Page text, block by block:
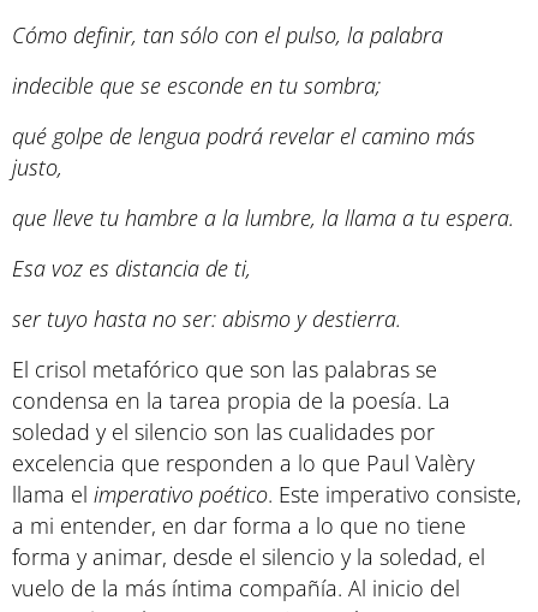
Cómo definir, tan sólo con el pulso, la palabra
indecible que se esconde en tu sombra;
qué golpe de lengua podrá revelar el camino más
justo,
que lleve tu hambre a la lumbre, la llama a tu espera.
Esa voz es distancia de ti,
ser tuyo hasta no ser: abismo y destierra.
El crisol metafórico que son las palabras se
condensa en la tarea propia de la poesía. La
soledad y el silencio son las cualidades por
excelencia que responden a lo que Paul Valèry
llama el imperativo poético. Este imperativo consiste,
a mi entender, en dar forma a lo que no tiene
forma y animar, desde el silencio y la soledad, el
vuelo de la más íntima compañía. Al inicio del